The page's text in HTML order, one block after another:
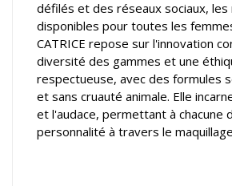
défilés et des réseaux sociaux, les
disponibles pour toutes les
CATRICE repose sur l'innovation
diversité des gammes et une
respectueuse, avec des formules
et sans cruauté animale. Elle
et l'audace, permettant à chacune
personnalité à travers le